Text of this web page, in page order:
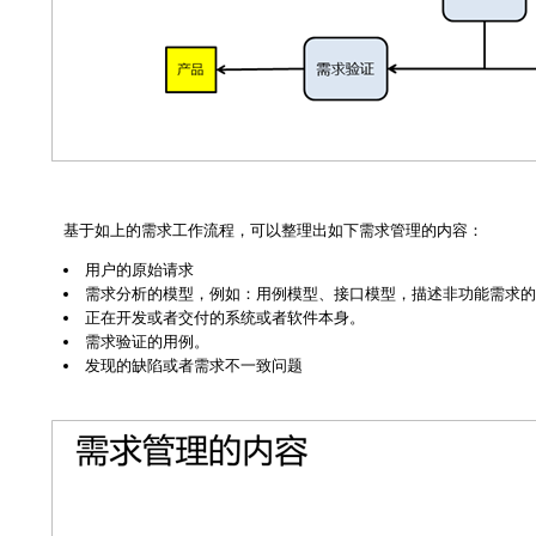
基于如上的需求工作流程，可以整理出如下需求管理的内容：
用户的原始请求
需求分析的模型，例如：用例模型、接口模型，描述非功能需求
正在开发或者交付的系统或者软件本身。
需求验证的用例。
发现的缺陷或者需求不一致问题